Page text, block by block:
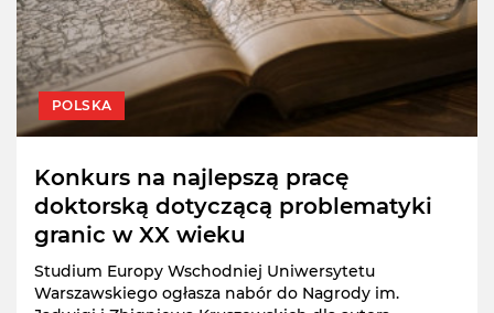
POLSKA
Konkurs na najlepszą pracę
doktorską dotyczącą problematyki
granic w XX wieku
Studium Europy Wschodniej Uniwersytetu
Warszawskiego ogłasza nabór do Nagrody im.